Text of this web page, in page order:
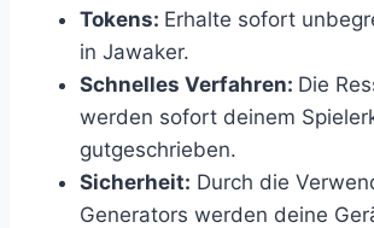
Tokens: Erhalte sofort
in Jawaker.
Schnelles Verfahren: Die
werden sofort deinem
gutgeschrieben.
Sicherheit: Durch die
Generators werden deine